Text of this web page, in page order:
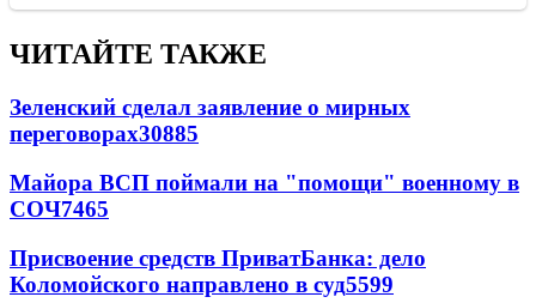
ЧИТАЙТЕ ТАКЖЕ
Зеленский сделал заявление о мирных
переговорах30885
Майора ВСП поймали на "помощи" военному в
СОЧ7465
Присвоение средств ПриватБанка: дело
Коломойского направлено в суд5599